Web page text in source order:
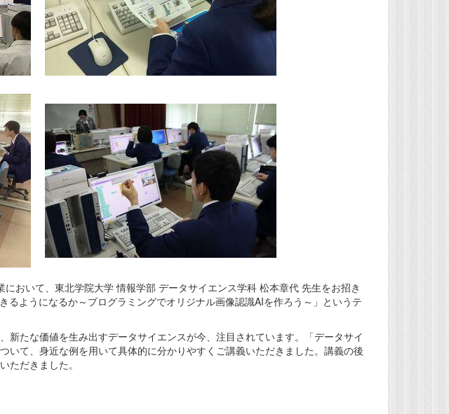
おいて、東北学院大学 情報学部 データサイエンス学科 松本章代 先生をお招き
るようになるか～プログラミングでオリジナル画像認識AIを作ろう～」というテ
新たな価値を生み出すデータサイエンスが今、注目されています。「データサイ
いて、身近な例を用いて具体的に分かりやすくご講義いただきました。講義の後
ただきました。